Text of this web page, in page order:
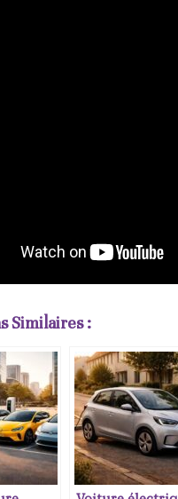
Similaires :